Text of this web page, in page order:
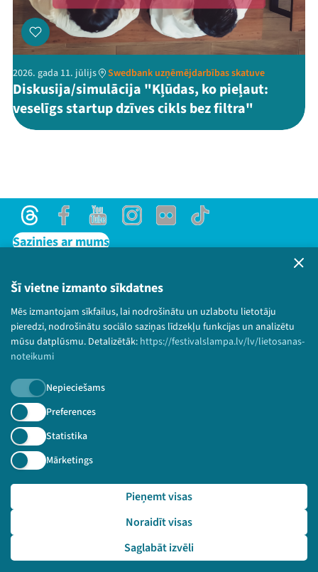
Šī vietne izmanto sīkdatnes
Mēs izmantojam sīkfailus, lai nodrošinātu un uzlabotu lietotāju
pieredzi, nodrošinātu sociālo saziņas līdzekļu funkcijas un analizētu
mūsu datplūsmu. Detalizētāk: https://festivalslampa.lv/lv/lietosanas-
noteikumi
Nepieciešams
Preferences
Statistika
Mārketings
Saglabāt izvēli
Noraidīt visas
Pieņemt visas
2026. gada 11. jūlijs Swedbank uzņēmējdarbības skatuve
Diskusija/simulācija "Kļūdas, ko pieļaut:
veselīgs startup dzīves cikls bez filtra"
ThreadsFacebookYoutubeInstagram
Flick TikTok
Sazinies ar mums
Lietošanas noteikumi un sīkdatņu politika
Bērnu aizsardzības politika
© 2026 Sarunu festivāls LAMPA Visas tiesības
paturētas.
Piesakies jaunumiem!
Nepalaid garām aktuālāko informāciju!
Pieteikties
🔗 https://festivalslampa.lv/lv/video-arhivs/1956